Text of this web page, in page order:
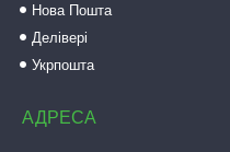
Нова Пошта
Делівері
Укрпошта